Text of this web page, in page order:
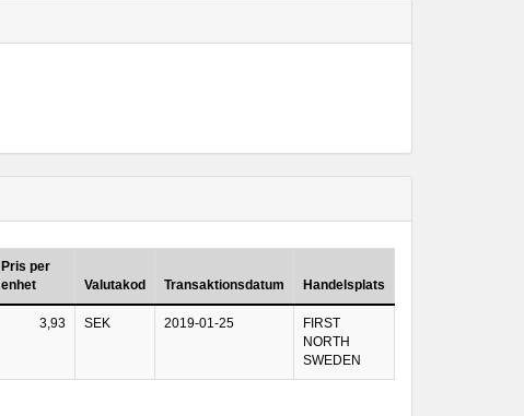
Pris per
enhet
Valutakod Transaktionsdatum Handelsplats
3,93 SEK 2019-01-25
FIRST
NORTH
SWEDEN